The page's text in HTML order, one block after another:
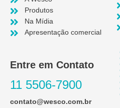
Produtos
Na Mídia
Apresentação comercial
Entre em Contato
11 5506-7900
contato@wesco.com.br